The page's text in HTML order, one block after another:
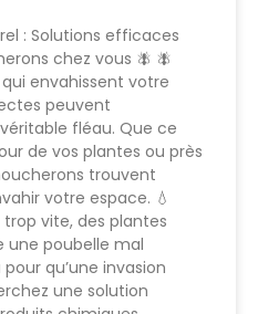
: Solutions efficaces
chez vous 🪰 🪰
envahissent votre
peuvent
fléau. Que ce
de vos plantes ou près
trouvent
votre espace. 💧
vite, des plantes
une poubelle mal
qu’une invasion
une solution